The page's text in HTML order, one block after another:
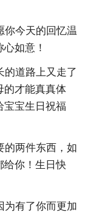
你今天的回忆温
如意！
的道路上又走了
的才能真真体
宝宝生日祝福
的两件东西，如
给你！生日快
为有了你而更加